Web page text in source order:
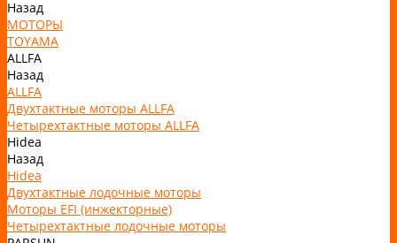
Назад
МОТОРЫ
TOYAMA
ALLFA
Назад
ALLFA
Двухтактные моторы ALLFA
Четырехтактные моторы ALLFA
Hidea
Назад
Hidea
Двухтактные лодочные моторы
Моторы EFI (инжекторные)
Четырехтактные лодочные моторы